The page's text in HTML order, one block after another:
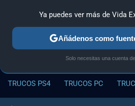
TRUCOS PS4 TRUCOS PC
Ya puedes ver más de Vida
Añádenos como
Solo necesitas una cuenta